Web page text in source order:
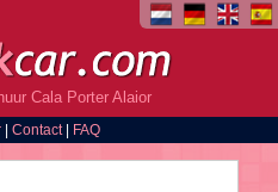
Cala Porter Alaior
Contact| FAQ